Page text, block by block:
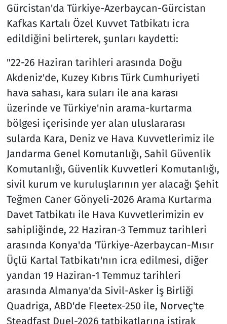
Gürcistan'da Türkiye-Azerbaycan-Gürcistan
Kafkas Kartalı Özel Kuvvet Tatbikatı icra
edildiğini belirterek, şunları kaydetti:
"22-26 Haziran tarihleri arasında Doğu
Akdeniz'de, Kuzey Kıbrıs Türk Cumhuriyeti
hava sahası, kara suları ile ana karası
üzerinde ve Türkiye'nin arama-kurtarma
bölgesi içerisinde yer alan uluslararası
sularda Kara, Deniz ve Hava Kuvvetlerimiz ile
Jandarma Genel Komutanlığı, Sahil Güvenlik
Komutanlığı, Güvenlik Kuvvetleri Komutanlığı,
sivil kurum ve kuruluşlarının yer alacağı Şehit
Teğmen Caner Gönyeli-2026 Arama Kurtarma
Davet Tatbikatı ile Hava Kuvvetlerimizin ev
sahipliğinde, 22 Haziran-3 Temmuz tarihleri
arasında Konya'da 'Türkiye-Azerbaycan-Mısır
Üçlü Kartal Tatbikatı'nın icra edilmesi, diğer
yandan 19 Haziran-1 Temmuz tarihleri
arasında Almanya'da Sivil-Asker İş Birliği
Quadriga, ABD'de Fleetex-250 ile, Norveç'te
Steadfast Duel-2026 tatbikatlarına iştirak